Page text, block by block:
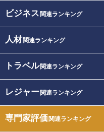
ビジネス 関連ランキング
人材関連ランキング
トラベル関連ランキング
レジャー関連ランキング
専門家評価関連ランキング